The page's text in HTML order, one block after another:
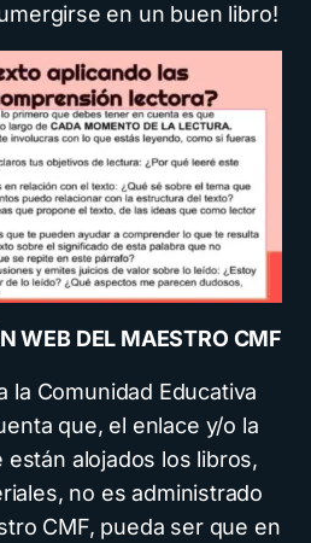
en un buen libro!
WEB DEL MAESTRO CMF
la Comunidad Educativa
que, el enlace y/o la
alojados los libros,
no es administrado
CMF, pueda ser que en